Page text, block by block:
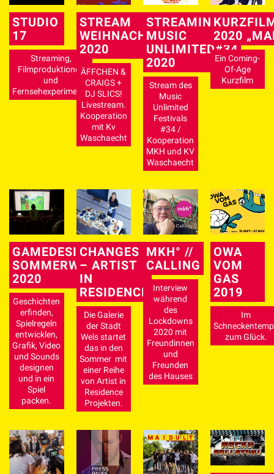
STUDIO
17
Streaming,
Filmproduktionen
und
Fernsehexperimente
STREAM
WEIHNACHTSCORONA
2020
ÄFFCHEN &
CRAIGS +
DJ SLICS!
Livestream.
Kooperation
mit Kv
Waschaecht
STREAMING
MUSIC
UNLIMITED#34
2020
Stream des
Music
Unlimited
Festivals
#34 /
Kooperation
MKH und KV
Waschaecht
2020
Ein Coming-
Of-Age
Kurzfilm
GAMEDESIGN
SOMMERWORKSHOP
2020
Geschichten
erfinden,
Spielregeln
entwicklen,
Grafik, Video
und Sounds
designen
und in ein
Spiel
packen.
CHANGES
– ARTIST
IN
RESIDENCE
Die Galerie
der Stadt
Wels startet
das in den
Sommer mit
einer Reihe
von Artist in
Residence
Projekten.
MKH° //
CALLING
Interview
während
des
Lockdowns
2020 mit
Freundinnen
und
Freunden
des Hauses
OWA
VOM
GAS
2019
Im
zum Glück.